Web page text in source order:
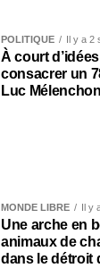
POLITIQUE Il y a 2
À court
consacrer un
Luc Mélenchon
MONDE LIBRE Il y
Une arche en
animaux de
dans le détroit